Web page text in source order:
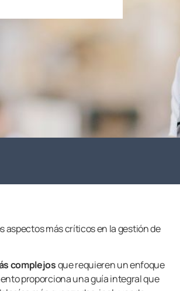
aspectos más críticos en la gestión de
complejosque requieren un enfoque
proporciona una guía integral que